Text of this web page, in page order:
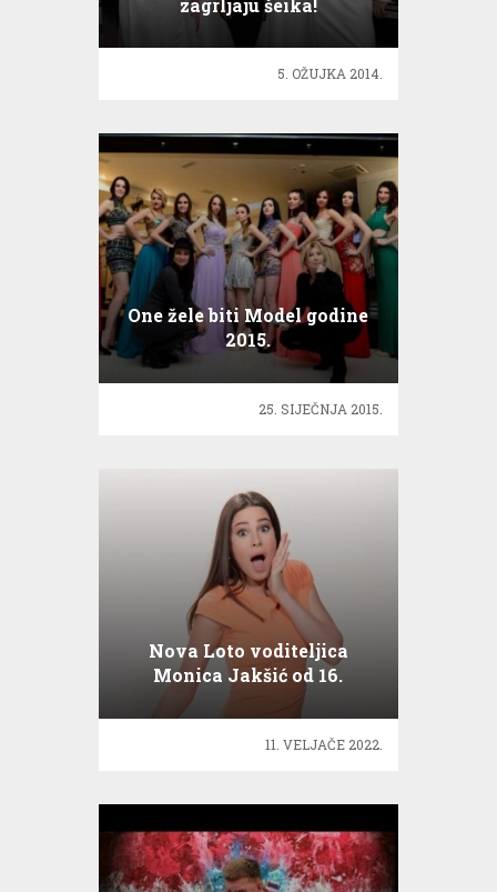
zagrljaju šeika!
5. OŽUJKA 2014.
One žele biti Model godine
2015.
25. SIJEČNJA 2015.
Nova Loto voditeljica
Monica Jakšić od 16.
veljače na HRT
11. VELJAČE 2022.